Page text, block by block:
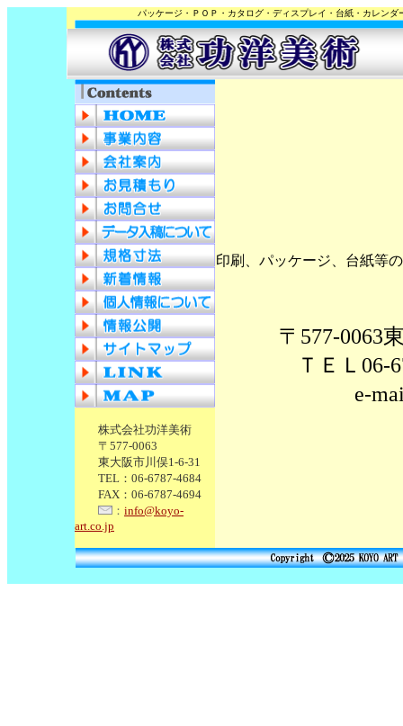
パッケージ・ＰＯＰ・カタログ・ディスプレイ・台紙・カレン
株式会社功洋美術
〒577-0063
東大阪市川俣1-6-31
TEL：06-6787-4684
FAX：06-6787-4694
： info@koyo-
art.co.jp
印刷、パッケージ、台紙等
〒577-0063
ＴＥＬ06-
e-